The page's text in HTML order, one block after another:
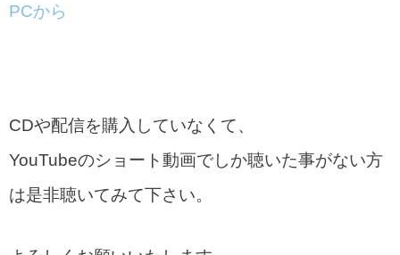
PCから
CDや配信を購入していなくて、
YouTubeのショート動画でしか聴いた事がない方
は是非聴いてみて下さい。